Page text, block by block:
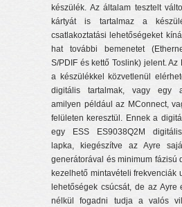
készülék. Az általam tesztelt
kártyát is tartalmaz a
csatlakoztatási lehetőségeket
hat további bemenetet
S/PDIF és kettő Toslink) jelent. Az
a készülékkel közvetlenül
digitális tartalmak, vagy egy
amilyen például az MConnect,
felületen keresztül. Ennek a
egy ESS ES9038Q2M
lapka, kiegészítve az Ayre
generátorával és minimum fázisú
kezelhető mintavételi frekvenciák
lehetőségek csúcsát, de az Ayre
nélkül fogadni tudja a valós